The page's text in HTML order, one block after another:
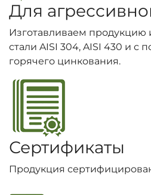
Для
Изготавливаем
стали AISI 304, AISI 430 и с
горячего цинкования.
Сертификаты
Продукция